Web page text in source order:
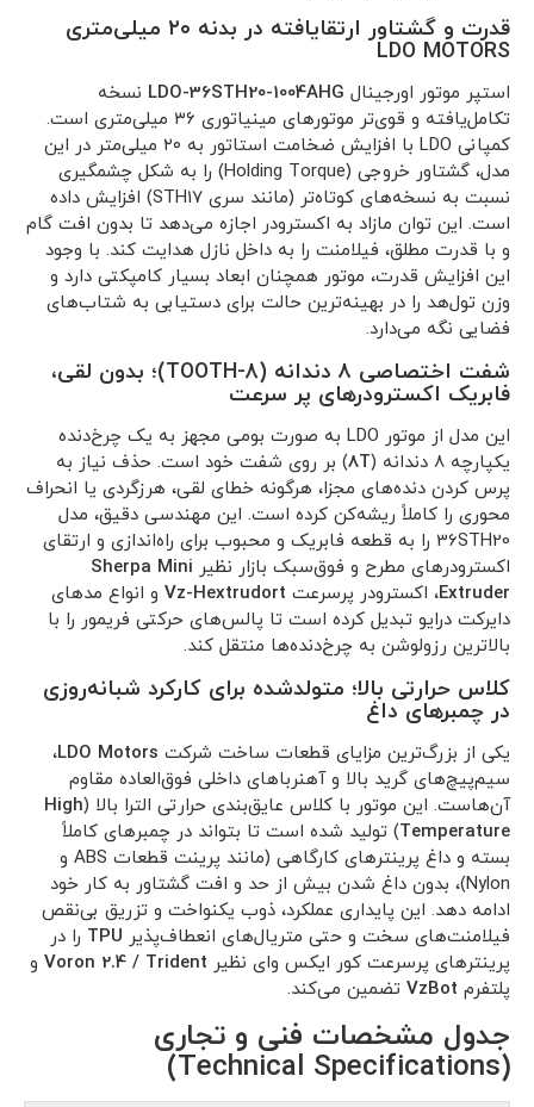
قدرت و گشتاور ارتقایافته در بدنه ۲۰ میلی‌متری
LDO MOTORS
استپر موتور اورجینال LDO-36STH20-1004AHG نسخه
تکامل‌یافته و قوی‌تر موتورهای مینیاتوری ۳۶ میلی‌متری است.
کمپانی LDO با افزایش ضخامت استاتور به ۲۰ میلی‌متر در این
مدل، گشتاور خروجی (Holding Torque) را به شکل چشمگیری
نسبت به نسخه‌های کوتاه‌تر (مانند سری STH17) افزایش داده
است. این توان مازاد به اکسترودر اجازه می‌دهد تا بدون افت گام
و با قدرت مطلق، فیلامنت را به داخل نازل هدایت کند. با وجود
این افزایش قدرت، موتور همچنان ابعاد بسیار کامپکتی دارد و
وزن تول‌هد را در بهینه‌ترین حالت برای دستیابی به شتاب‌های
فضایی نگه می‌دارد.
شفت اختصاصی ۸ دندانه (8-TOOTH)؛ بدون لقی،
فابریک اکسترودرهای پر سرعت
این مدل از موتور LDO به صورت بومی مجهز به یک چرخ‌دنده
یکپارچه ۸ دندانه (
8T) بر روی شفت خود است. حذف نیاز به
پرس کردن دنده‌های مجزا، هرگونه خطای لقی، هرزگردی یا انحراف
محوری را کاملاً ریشه‌کن کرده است. این مهندسی دقیق، مدل
36STH20 را به قطعه فابریک و محبوب برای راه‌اندازی و ارتقای
اکسترودرهای مطرح و فوق‌سبک بازار نظیر Sherpa Mini
Extruder، اکسترودر پرسرعت Vz-Hextrudort و انواع مدهای
دایرکت درایو تبدیل کرده است تا پالس‌های حرکتی فریمور را با
بالاترین رزولوشن به چرخ‌دنده‌ها منتقل کند.
کلاس حرارتی بالا؛ متولدشده برای کارکرد شبانه‌روزی
در چمبرهای داغ
یکی از بزرگ‌ترین مزایای قطعات ساخت شرکت LDO Motors،
سیم‌پیچ‌های گرید بالا و آهنرباهای داخلی فوق‌العاده مقاوم
آن‌هاست. این موتور با کلاس عایق‌بندی حرارتی الترا بالا (High
Temperature) تولید شده است تا بتواند در چمبرهای کاملاً
بسته و داغ پرینترهای کارگاهی (مانند پرینت قطعات ABS و
Nylon)، بدون داغ شدن بیش از حد و افت گشتاور به کار خود
ادامه دهد. این پایداری عملکرد، ذوب یکنواخت و تزریق بی‌نقص
فیلامنت‌های سخت و حتی متریال‌های انعطاف‌پذیر TPU را در
پرینترهای پرسرعت کور ایکس وای نظیر Voron 2.4 / Trident و
پلتفرم VzBot تضمین می‌کند.
جدول مشخصات فنی و تجاری
(Technical Specifications)